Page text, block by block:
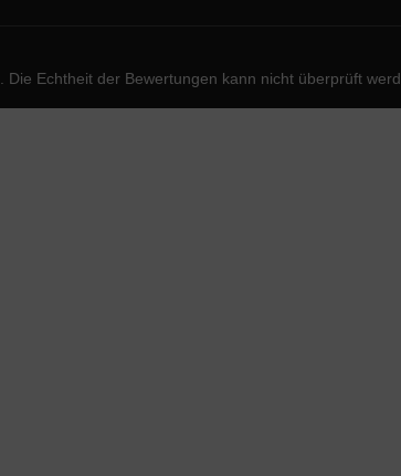
. Die Echtheit der Bewertungen kann nicht überprüft